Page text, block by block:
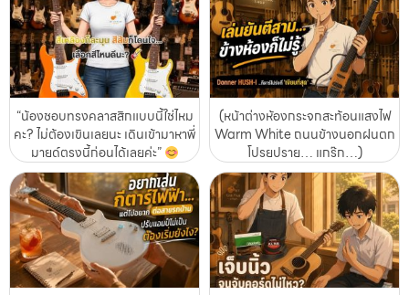
“น้องชอบทรงคลาสสิกแบบนี้ใช่ไหม
คะ? ไม่ต้องเขินเลยนะ เดินเข้ามาหาพี่
มายด์ตรงนี้ก่อนได้เลยค่ะ”
(หน้าต่างห้องกระจกสะท้อนแสงไฟ
Warm White ถนนข้างนอกฝนตก
โปรยปราย… แกร๊ก…)